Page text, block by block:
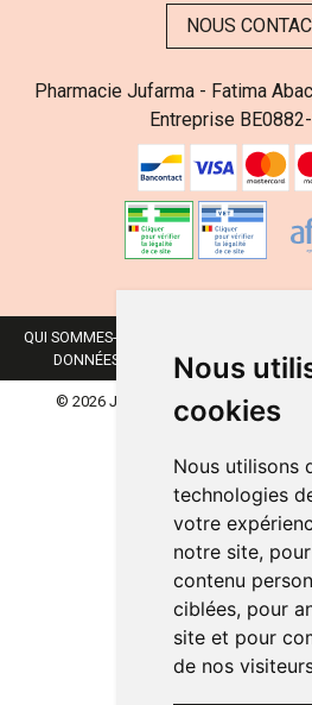
Nous
cookies
Nous utilisons
technologies
votre
notre site,
contenu
ciblées, pour
site et pour
de nos
NOUS
Pharmacie Jufarma - Fatima
Entreprise
QUI SOMMES-NOUS ?
DONNÉES PERSONNELLES
© 2026 JUFARMA TOUS DROITS